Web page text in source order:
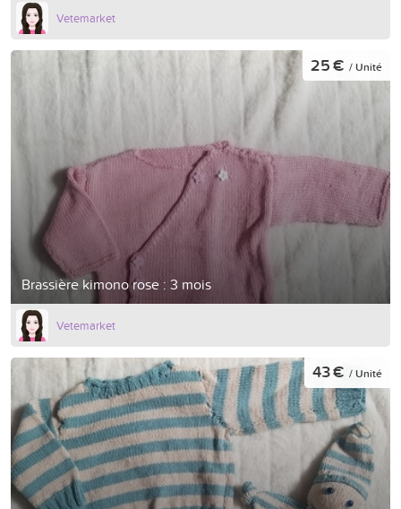
Vetemarket
Brassière kimono rose : 3 mois
25 € / Unité
Vetemarket
43 € / Unité